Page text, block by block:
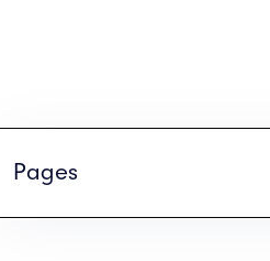
Pages